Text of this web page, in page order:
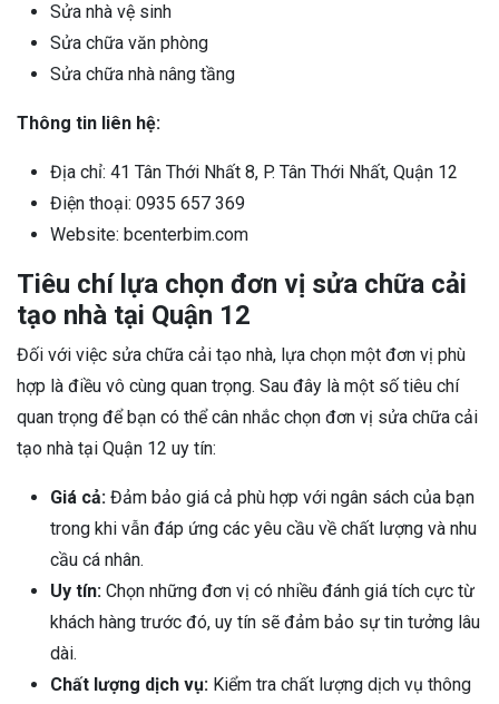
Sửa nhà vệ sinh
Sửa chữa văn phòng
Sửa chữa nhà nâng tầng
Thông tin liên hệ:
Địa chỉ: 41 Tân Thới Nhất 8, P. Tân Thới Nhất, Quận 12
Điện thoại: 0935 657 369
Website: bcenterbim.com
Tiêu chí lựa chọn đơn vị sửa chữa cải
tạo nhà tại Quận 12
Đối với việc sửa chữa cải tạo nhà, lựa chọn một đơn vị phù
hợp là điều vô cùng quan trọng. Sau đây là một số tiêu chí
quan trọng để bạn có thể cân nhắc chọn đơn vị sửa chữa cải
tạo nhà tại Quận 12 uy tín:
Giá cả: Đảm bảo giá cả phù hợp với ngân sách của bạn
trong khi vẫn đáp ứng các yêu cầu về chất lượng và nhu
cầu cá nhân.
Uy tín: Chọn những đơn vị có nhiều đánh giá tích cực từ
khách hàng trước đó, uy tín sẽ đảm bảo sự tin tưởng lâu
dài.
Chất lượng dịch vụ: Kiểm tra chất lượng dịch vụ thông